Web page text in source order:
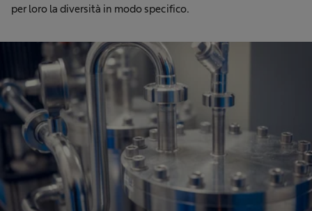
per loro la diversità in modo specifico.